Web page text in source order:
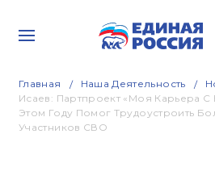
Главная Наша Деятельность
Исаев: Партпроект «Моя Карьера С
Этом Году Помог Трудоустроить
Участников СВО